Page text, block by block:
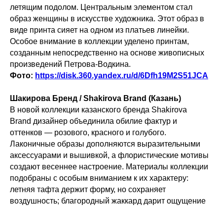
летящим подолом. Центральным элементом стал
образ женщины в искусстве художника. Этот образ в
виде принта сияет на одном из платьев линейки.
Особое внимание в коллекции уделено принтам,
созданным непосредственно на основе живописных
произведений Петрова-Водкина.
Фото: https://disk.360.yandex.ru/d/6Dfh19M2S51JCA
Шакирова Бренд / Shakirova Brand (Казань)
В новой коллекции казанского бренда Shakirova
Brand дизайнер объединила обилие фактур и
оттенков — розового, красного и голубого.
Лаконичные образы дополняются выразительными
аксессуарами и вышивкой, а флористические мотивы
создают весеннее настроение. Материалы коллекции
подобраны с особым вниманием к их характеру:
летняя тафта держит форму, но сохраняет
воздушность; благородный жаккард дарит ощущение